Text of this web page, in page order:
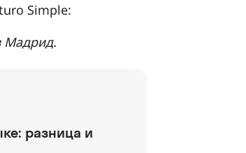
Simple:
Мадрид.
разница и